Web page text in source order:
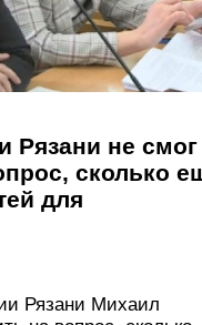
Рязани не смог
сколько
для
Рязани Михаил